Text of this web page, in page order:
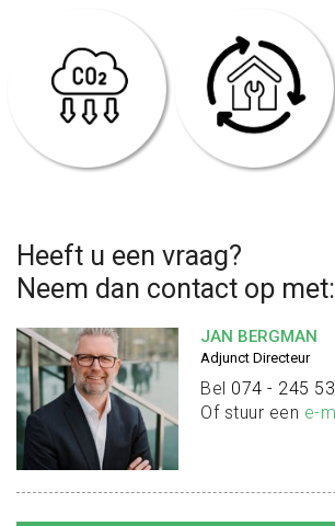
Heeft u een vraag?
Neem dan contact op met:
JAN BERGMAN
Adjunct Directeur
Bel 074 - 245
Of stuur een e-